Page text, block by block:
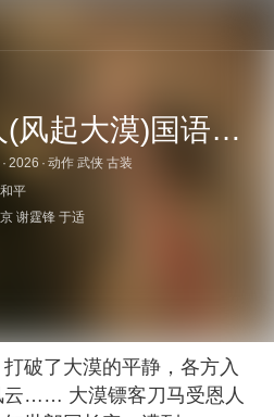
镖人(风起大漠)国语特辑
· 2026 · 动作 武侠 古装
平
谢霆锋 于适
破了大漠的平静，各方入
云…… 大漠镖客刀马受恩人